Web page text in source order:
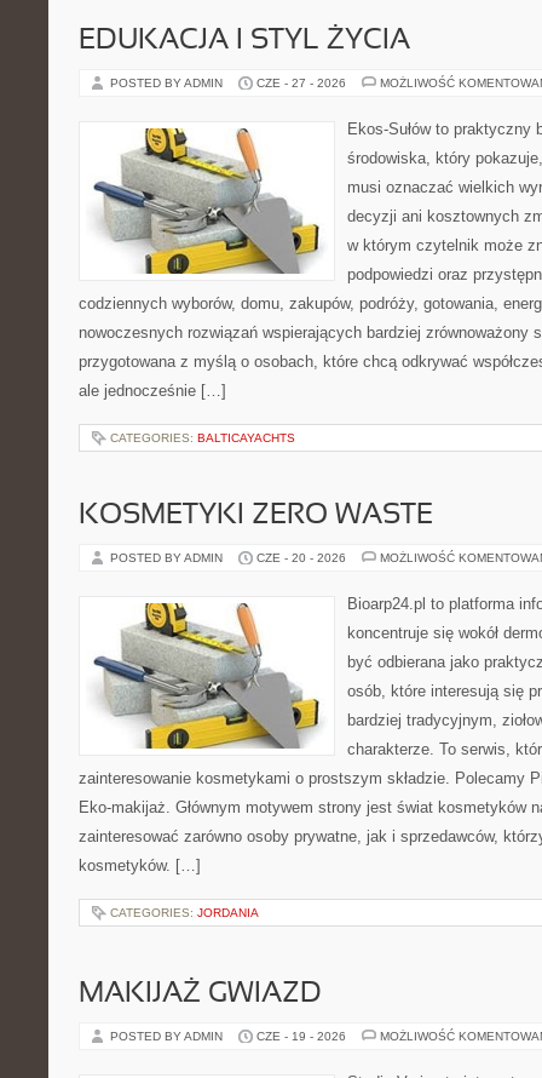
EDUKACJA I STYL ŻYCIA
POSTED BY ADMIN CZE - 27 - 2026 MOŻLIWOŚĆ
Ekos-Sułów to praktyczny
środowiska, który
musi oznaczać wielkich
decyzji ani kosztownych
w którym czytelnik może
podpowiedzi oraz
codziennych wyborów, domu, zakupów, podróży, gotowania,
nowoczesnych rozwiązań wspierających bardziej zrównoważony
przygotowana z myślą o osobach, które chcą odkrywać
ale jednocześnie […]
CATEGORIES: BALTICAYACHTS
KOSMETYKI ZERO WASTE
POSTED BY ADMIN CZE - 20 - 2026 MOŻLIWOŚĆ
Bioarp24.pl to platforma
koncentruje się wokół
być odbierana jako
osób, które interesują się
bardziej tradycyjnym,
charakterze. To serwis,
zainteresowanie kosmetykami o prostszym składzie. Polecamy
Eko-makijaż. Głównym motywem strony jest świat kosmetyków
zainteresować zarówno osoby prywatne, jak i sprzedawców,
kosmetyków. […]
CATEGORIES: JORDANIA
MAKIJAŻ GWIAZD
POSTED BY ADMIN CZE - 19 - 2026 MOŻLIWOŚĆ